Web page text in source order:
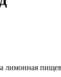
лимонная